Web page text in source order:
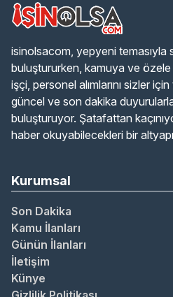
isinolsacom, yepyeni temasıyla
buluştururken, kamuya ve özele
işçi, personel alımlarını sizler
güncel ve son dakika
buluşturuyor. Şatafattan
haber okuyabilecekleri bir
Kurumsal
Son Dakika
Kamu İlanları
Günün İlanları
İletişim
Künye